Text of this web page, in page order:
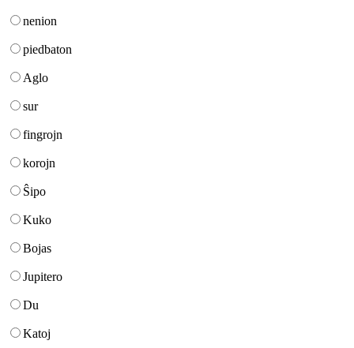
nenion
piedbaton
Aglo
sur
fingrojn
korojn
Ŝipo
Kuko
Bojas
Jupitero
Du
Katoj